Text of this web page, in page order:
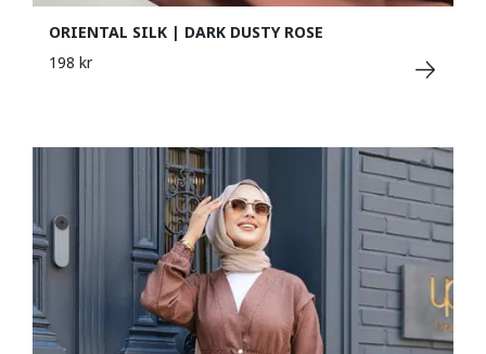
ORIENTAL SILK | DARK DUSTY ROSE
198 kr